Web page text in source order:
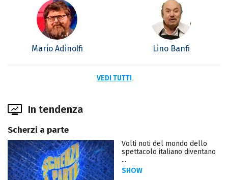
Mario Adinolfi Lino Banfi
VEDI TUTTI
In tendenza
Scherzi a parte
Volti noti del mondo dello
spettacolo italiano diventano
...
SHOW